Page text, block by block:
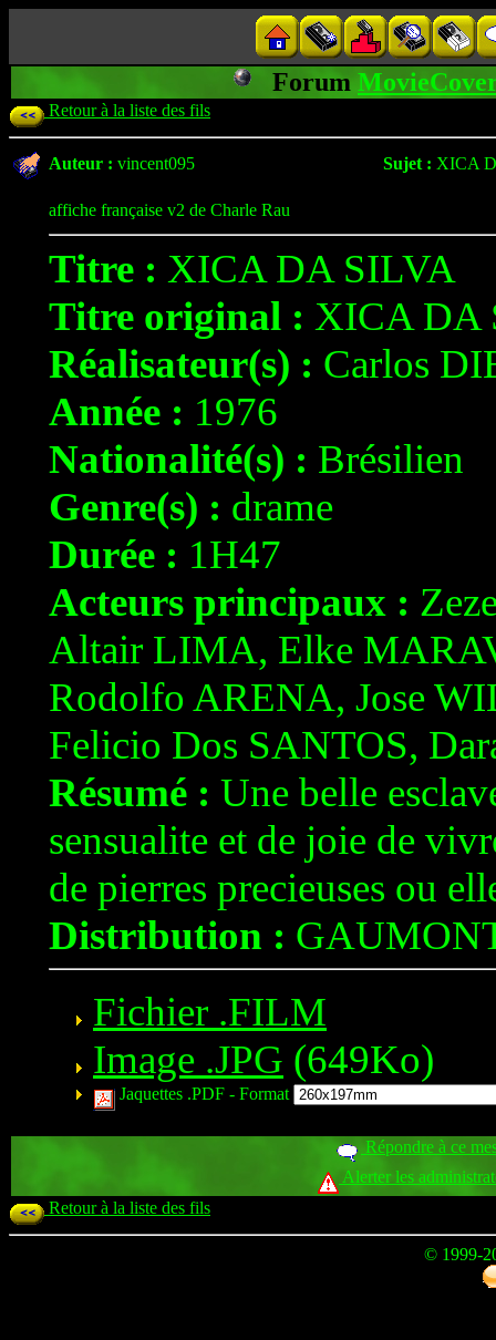
Forum
Retour à la liste des fils
Auteur : vincent095 Sujet : XICA
affiche française v2 de Charle Rau
Titre : XICA DA SILVA
Titre original : XICA DA
Réalisateur(s) : Carlos
Année : 1976
Nationalité(s) : Brésilien
Genre(s) : drame
Durée : 1H47
Acteurs principaux :
Altair LIMA, Elke
Rodolfo ARENA, Jose
Felicio Dos SANTOS,
Résumé : Une belle
sensualite et de joie de
de pierres precieuses ou
Distribution :
Fichier .FILM
Image .JPG (649Ko)
Jaquettes .PDF - Format
Répondre à ce
Alerter les
Retour à la liste des fils
© 1999-